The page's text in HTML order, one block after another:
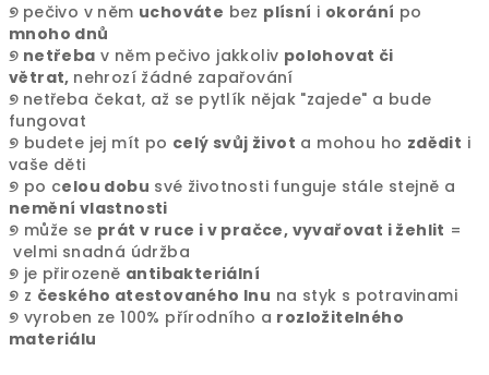
୭ pečivo v něm uchováte bez plísní i okorání po
mnoho dnů
୭ netřeba v něm pečivo jakkoliv polohovat či
větrat, nehrozí žádné zapařování
୭ netřeba čekat, až se pytlík nějak "zajede" a bude
fungovat
୭ budete jej mít po celý svůj život a mohou ho zdědit i
vaše děti
୭ po celou dobu své životnosti funguje stále stejně a
nemění vlastnosti
୭ může se prát v ruce i v pračce, vyvařovat i žehlit =
velmi snadná údržba
୭ je přirozeně antibakteriální
୭ z českého atestovaného lnu na styk s potravinami
୭ vyroben ze 100% přírodního a rozložitelného
materiálu